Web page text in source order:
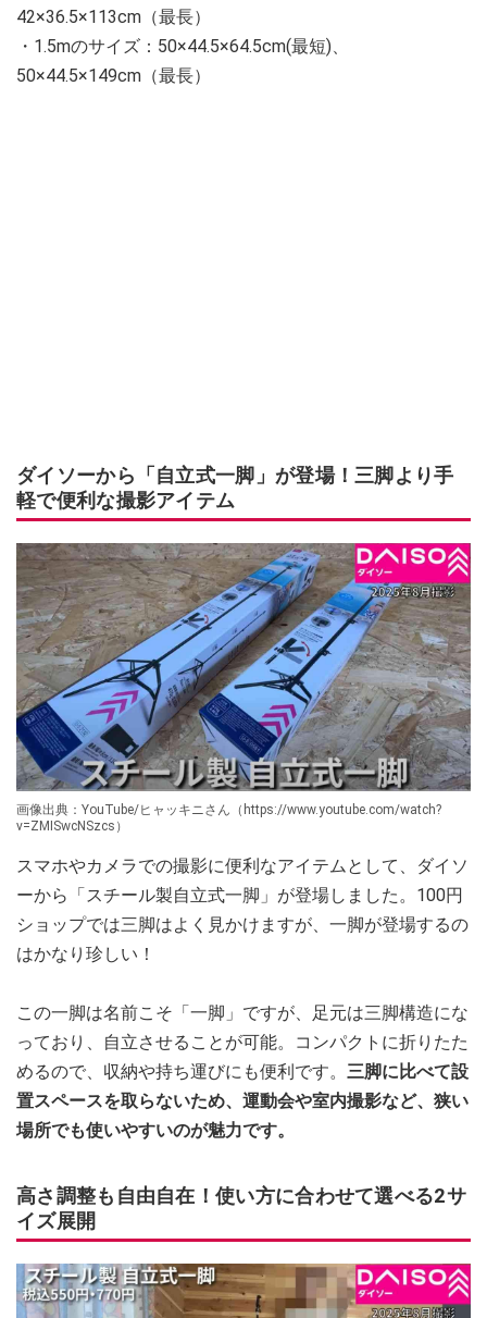
42×36.5×113cm（最長）
・1.5mのサイズ：50×44.5×64.5cm(最短)、
50×44.5×149cm（最長）
ダイソーから「自立式一脚」が登場！三脚より手
軽で便利な撮影アイテム
画像出典：YouTube/ヒャッキニさん（https://www.youtube.com/watch?
v=ZMISwcNSzcs）
スマホやカメラでの撮影に便利なアイテムとして、ダイソ
ーから「スチール製自立式一脚」が登場しました。100円
ショップでは三脚はよく見かけますが、一脚が登場するの
はかなり珍しい！
この一脚は名前こそ「一脚」ですが、足元は三脚構造にな
っており、自立させることが可能。コンパクトに折りたた
めるので、収納や持ち運びにも便利です。 三脚に比べて設
置スペースを取らないため、運動会や室内撮影など、狭い
場所でも使いやすいのが魅力です。
高さ調整も自由自在！使い方に合わせて選べる2サ
イズ展開